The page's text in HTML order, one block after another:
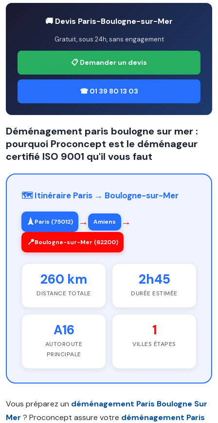
🚚 Devis Paris-Boulogne-sur-Mer
Gratuit, sous 24h, sans engagement
📋 Demander un devis
☎ 01 39 80 13 03
Déménagement paris boulogne sur mer :
pourquoi Proconcept est le déménageur
certifié ISO 9001 qu'il vous faut
🗺️ Itinéraire Paris → Boulogne-sur-Mer
🗼Paris (75012) → Amiens →
📍Boulogne-sur-Mer (62200)
260 km
DISTANCE TOTALE
2h45
DURÉE ESTIMÉE
A16
AUTOROUTE
PRINCIPALE
1
VILLES ÉTAPES
Vous préparez un déménagement Paris Boulogne Sur
Mer ? Proconcept assure votre déménagement Paris